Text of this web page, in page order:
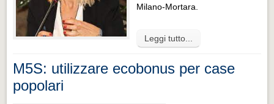
Milano-Mortara.
Leggi tutto...
M5S: utilizzare ecobonus per case
popolari